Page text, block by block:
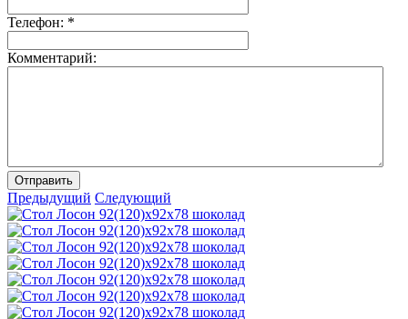
Телефон: *
Комментарий:
Отправить
Предыдущий Следующий